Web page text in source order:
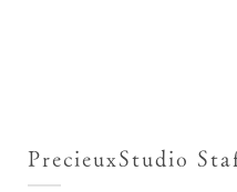
七五三お参り用
PrecieuxStudio